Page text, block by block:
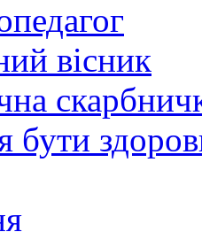
вісник
бути